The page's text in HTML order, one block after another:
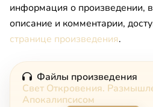
информация о произведении,
описание и комментарии,
странице произведения.
Файлы произведения
Свет Откровения.
Апокалипсисом